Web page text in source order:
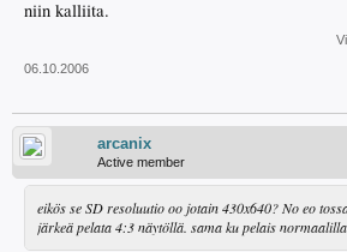
niin kalliita.
06.10.2006
arcanix
Active member
eikös se SD resoluutio oo jotain 430x640? No eo
järkeä pelata 4:3 näytöllä. sama ku pelais